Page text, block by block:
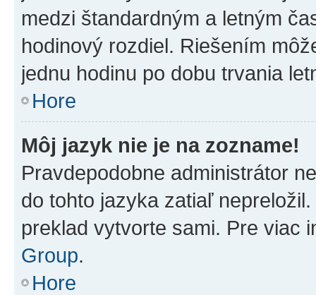
medzi štandardným a letným
hodinový rozdiel. Riešením
jednu hodinu po dobu trvania
Hore
Môj jazyk nie je na zozname!
Pravdepodobne administrátor
do tohto jazyka zatiaľ
preklad vytvorte sami. Pre viac
Group.
Hore